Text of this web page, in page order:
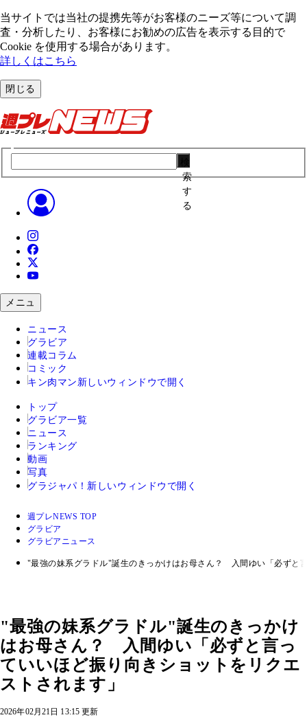
当サイトでは当社の提携先等がお客様のニーズ等について調
査・分析したり、お客様にお勧めの広告を表⽰する⽬的で
Cookie を使⽤する場合があります。
詳しくはこちら
閉じる
索
す
る
メニュ
ニュース
グラビア
連載コラム
コミック
キン肉マン 新しいウィンドウで開く
トップ
グラビア一覧
ニュース
ランキング
動画
写真
グラジャパ！ 新しいウィンドウで開く
週プレNEWS TOP
グラビア
グラビアニュース
"最強の妹系グラドル"誕生のきっかけはお母さん？ 入間ゆい「必ずと
"最強の妹系グラドル"誕生のきっかけ
はお母さん？ 入間ゆい「必ずと言っ
ていいほど振り向きショットをリクエ
ストされます」
2026年02月21日 13:15 更新